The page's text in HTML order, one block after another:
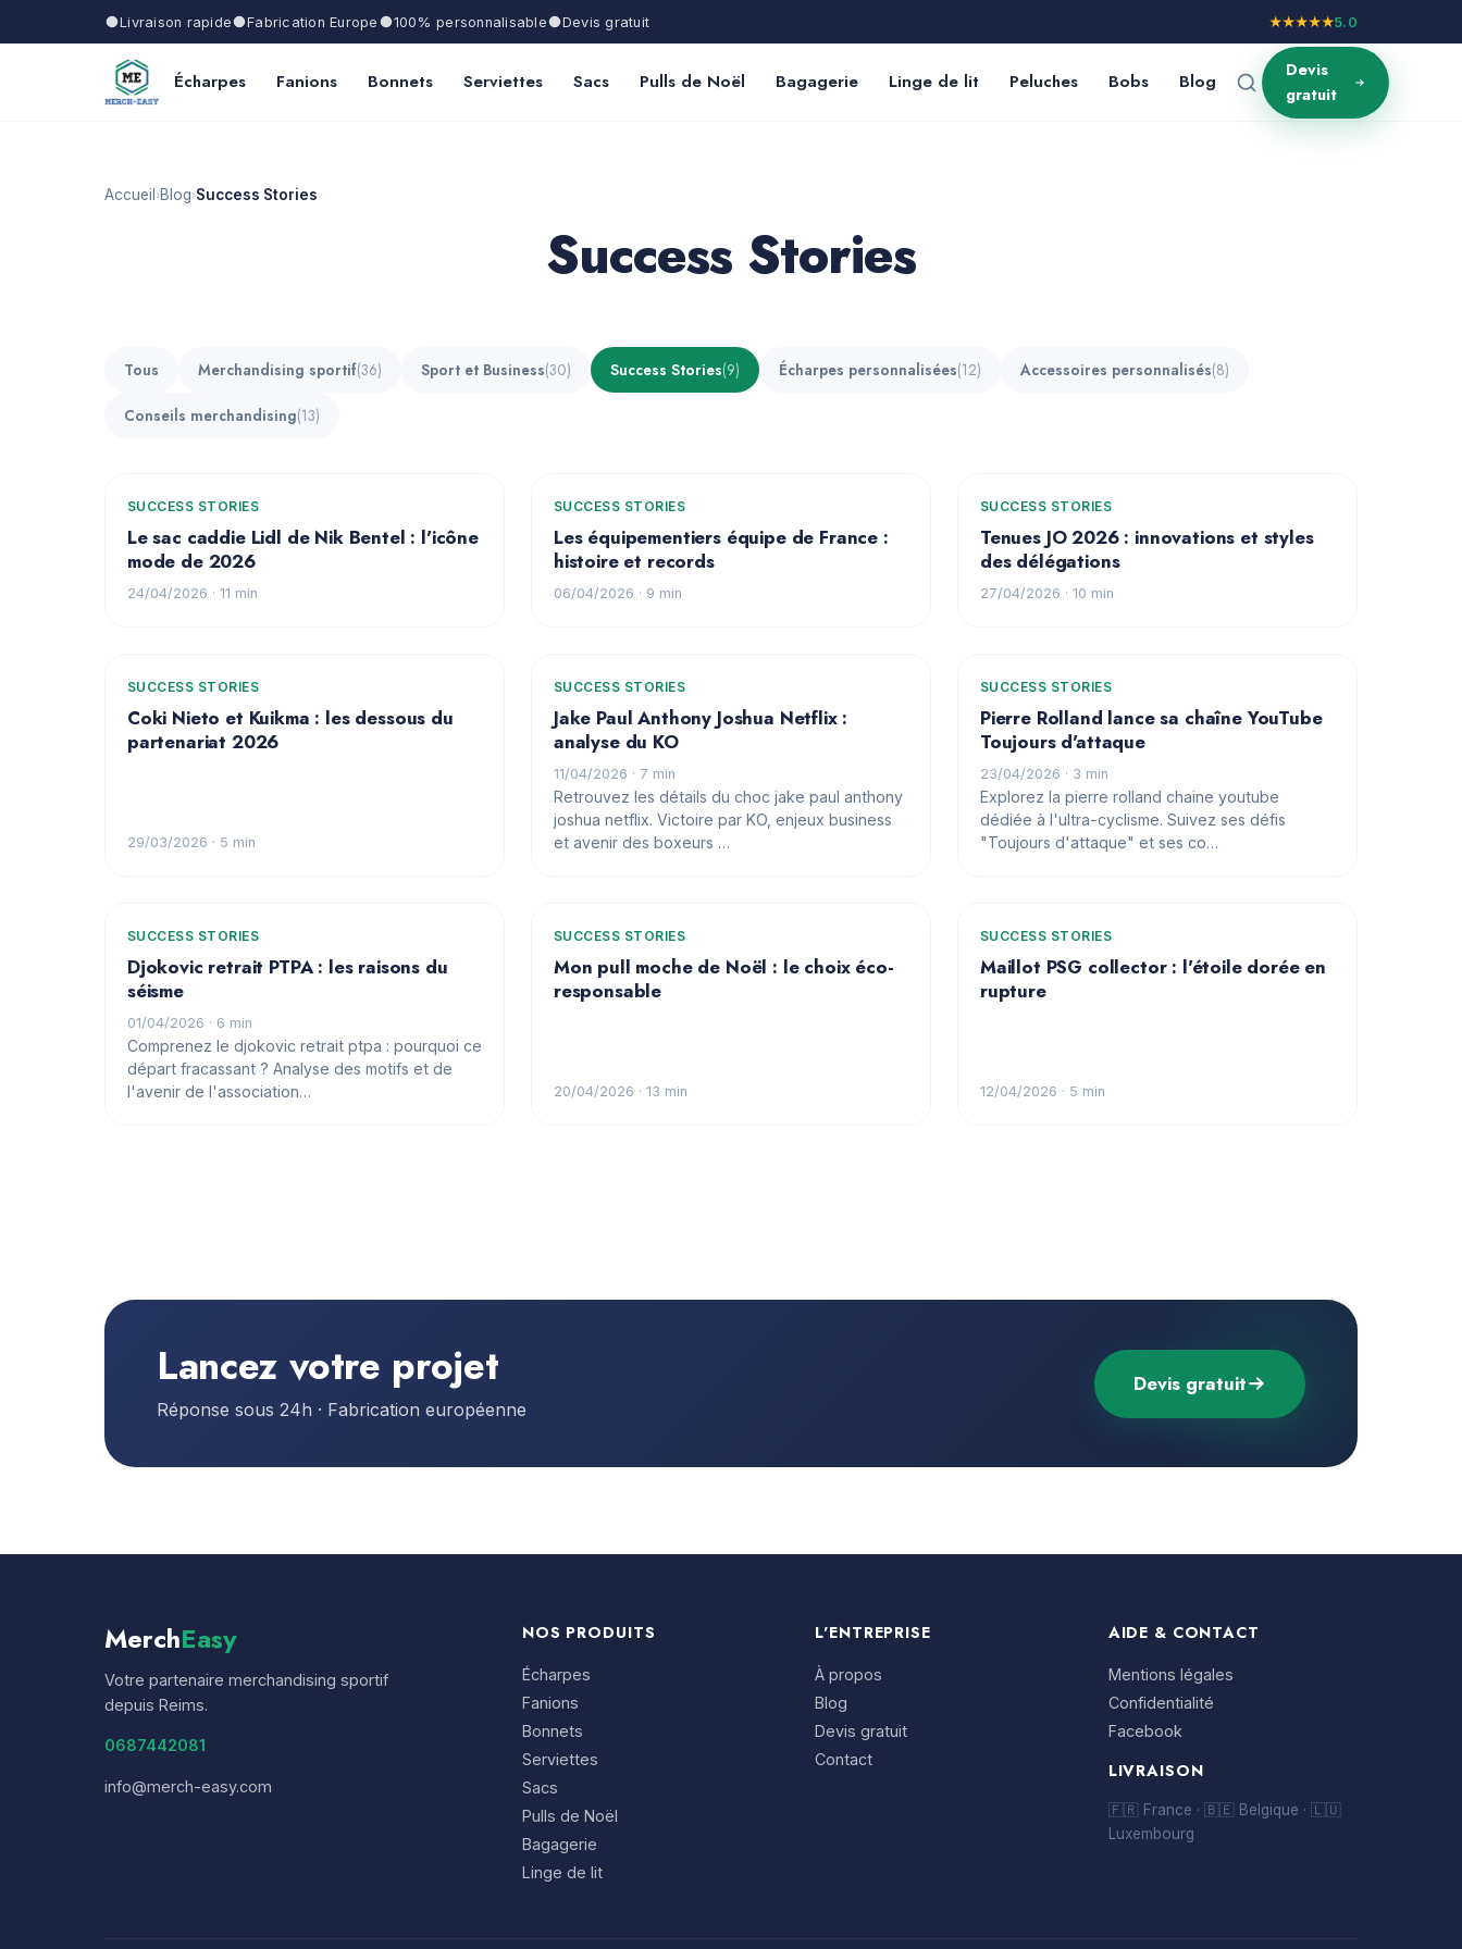
Livraison rapide Fabrication Europe 100% personnalisable Devis gratuit ★★★★★5.0
Écharpes Fanions Bonnets Serviettes Sacs Pulls de Noël Bagagerie Linge de lit Peluches Bobs Blog
Devis
gratuit
Accueil ›Blog›Success Stories
Success Stories
Tous Merchandising sportif(36) Sport et Business(30) Success Stories(9) Écharpes personnalisées(12) Accessoires personnalisés(8)
Conseils merchandising(13)
SUCCESS STORIES
Le sac caddie Lidl de Nik Bentel : l'icône
mode de 2026
24/04/2026 · 11 min
SUCCESS STORIES
Les équipementiers équipe de France :
histoire et records
06/04/2026 · 9 min
SUCCESS STORIES
Tenues JO 2026 : innovations et styles
des délégations
27/04/2026 · 10 min
SUCCESS STORIES
Coki Nieto et Kuikma : les dessous du
partenariat 2026
29/03/2026 · 5 min
SUCCESS STORIES
Jake Paul Anthony Joshua Netflix :
analyse du KO
11/04/2026 · 7 min
Retrouvez les détails du choc jake paul anthony
joshua netflix. Victoire par KO, enjeux business
et avenir des boxeurs …
SUCCESS STORIES
Pierre Rolland lance sa chaîne YouTube
Toujours d'attaque
23/04/2026 · 3 min
Explorez la pierre rolland chaine youtube
dédiée à l'ultra-cyclisme. Suivez ses défis
"Toujours d'attaque" et ses co…
SUCCESS STORIES
Djokovic retrait PTPA : les raisons du
séisme
01/04/2026 · 6 min
Comprenez le djokovic retrait ptpa : pourquoi ce
départ fracassant ? Analyse des motifs et de
l'avenir de l'association…
SUCCESS STORIES
Mon pull moche de Noël : le choix éco-
responsable
20/04/2026 · 13 min
SUCCESS STORIES
Maillot PSG collector : l'étoile dorée en
rupture
12/04/2026 · 5 min
Lancez votre projet
Réponse sous 24h · Fabrication européenne
Devis gratuit
MerchEasy
Votre partenaire merchandising sportif
depuis Reims.
0687442081
info@merch-easy.com
NOS PRODUITS
Écharpes
Fanions
Bonnets
Serviettes
Sacs
Pulls de Noël
Bagagerie
Linge de lit
L'ENTREPRISE
À propos
Blog
Devis gratuit
Contact
AIDE & CONTACT
Mentions légales
Confidentialité
Facebook
LIVRAISON
🇫🇷 France · 🇧🇪 Belgique · 🇱🇺
Luxembourg